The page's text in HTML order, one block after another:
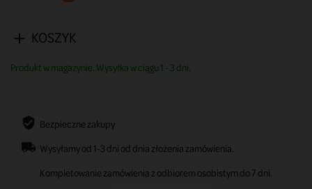
KOSZYK
Produkt w magazynie. Wysyłka w ciągu 1 - 3 dni.
Bezpieczne zakupy
Wysyłamy od 1-3 dni od dnia złożenia zamówienia.
Kompletowanie zamówienia z odbiorem osobistym do 7 dni.